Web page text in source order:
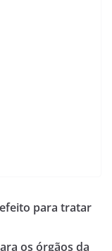
para tratar
os órgãos da